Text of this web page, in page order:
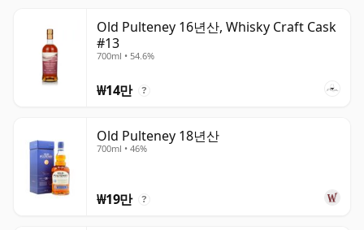
Old Pulteney 16년산, Whisky Craft Cask
#13
700ml • 54.6%
₩14만 ?
Old Pulteney 18년산
700ml • 46%
₩19만 ?